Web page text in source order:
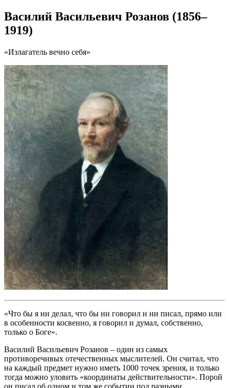
Василий Васильевич Розанов (1856–
1919)
«Излагатель вечно себя»
«Что бы я ни делал, что бы ни говорил и ни писал, прямо или
в особенности косвенно, я говорил и думал, собственно,
только о Боге».
Василий Васильевич Розанов – один из самых
противоречивых отечественных мыслителей. Он считал, что
на каждый предмет нужно иметь 1000 точек зрения, и только
тогда можно уловить «координаты действительности». Порой
он писал об одном и том же событии под разными